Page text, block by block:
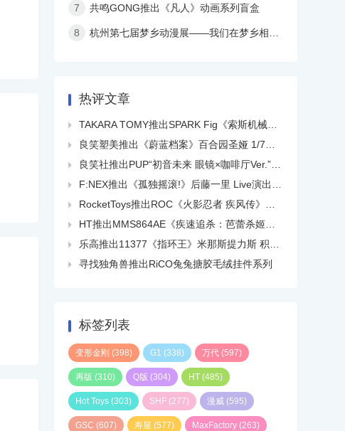
7 共鸣GONG推出《凡人》动画系列盲盒
8 杭州第七届梦乡动漫展——我们在梦乡相遇吧，只为最初的梦二次元
热评文章

TAKARA TOMY推出SPARK Fig《索斯机械兽起源》柯特娜·艾雷加斯 手办

良笑塑美推出《蔚蓝档案》百合园圣娅 1/7手办

良笑社推出PUP“初音未来 眼镜×咖啡厅Ver.”手办

F:NEX推出《孤独摇滚!》后藤一里 Live演出Ver.1/7手办

RocketToys推出ROC《火影忍者 疾风传》自来也 1/6可动人偶

HT推出MMS864AE《疾速追杀：芭蕾杀姬》約翰·威克(植发版)1/6可动人偶

乐高推出11377《指环王》米那斯提力斯 积木套装

寻找独角兽推出RiCO兔兔搪胶毛绒挂件系列
标签列表
变形金刚 (398) G1 (338) 万代 (597)
再版 (310) Q版 (304) HT (485)
Hot Toys (303) SHF (277) 漫威 (595)
GSC (607) 寿屋 (577) MaxFactory (263)